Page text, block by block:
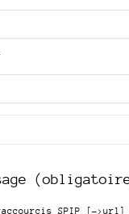
SPIP [->url]